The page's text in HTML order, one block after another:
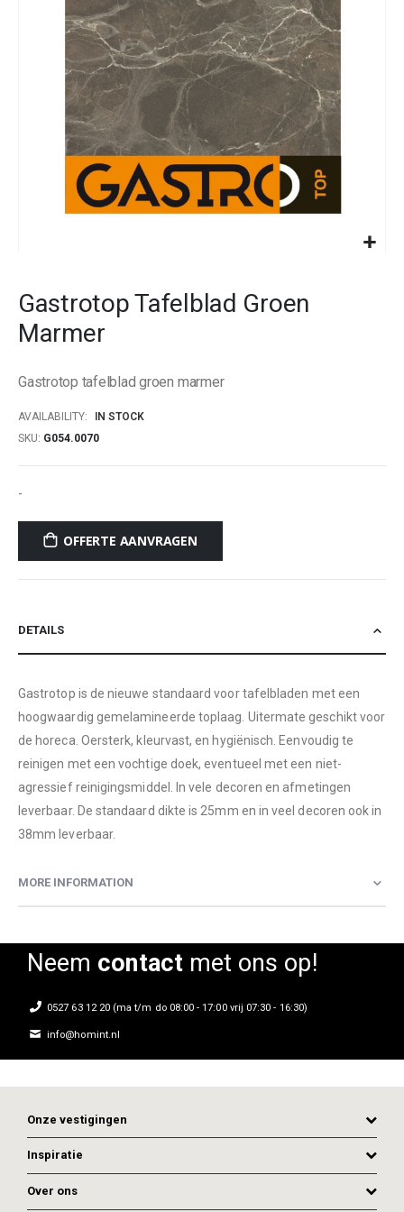
the
of
images
Gastrotop Tafelblad Groen
Marmer
Gastrotop tafelblad groen marmer
AVAILABILITY:
IN STOCK
SKU G054.0070
-
OFFERTE AANVRAGEN
DETAILS
Gastrotop is de nieuwe standaard voor tafelbladen met een
hoogwaardig gemelamineerde toplaag. Uitermate geschikt voor
de horeca. Oersterk, kleurvast, en hygiënisch. Eenvoudig te
reinigen met een vochtige doek, eventueel met een niet-
agressief reinigingsmiddel. In vele decoren en afmetingen
leverbaar. De standaard dikte is 25mm en in veel decoren ook in
38mm leverbaar.
MORE INFORMATION
Neem contactmet ons op!
0527 63 12 20 (ma t/m do 08:00 - 17:00 vrij 07:30 - 16:30)
info@homint.nl
Onze vestigingen
Inspiratie
Over ons